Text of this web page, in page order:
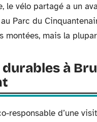
le vélo partagé a un
Parc du
montées, mais la
à
responsable d’une